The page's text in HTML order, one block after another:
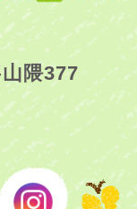
隈377